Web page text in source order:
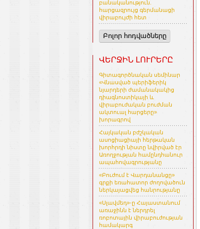
բանականություն.
հարցազրույց գերմանացի
վիրաբույժի հետ
Բոլոր հոդվածները
ՎԵՐՋԻՆ ԼՈՒՐԵՐԸ
Գիտագործնական սեմինար
«Վնասված պերիֆերիկ
նյարդերի ժամանակակից
դիագնոստիկայի և
վիրաբուժական բուժման
ակտուալ հարցերը»
խորագրով
Հայկական բժշկական
ասոցիացիայի հերթական
խորհրդի նիստը նվիրված էր
Առողջության համընդհանուր
ապահովագրությանը
«Բուժում է Վարդանանցը»
գրքի եռահատոր ժողովածուն
ներկայացվեց հանրությանը
«Սլավմեդ»-ը Հայաստանում
առաջինն է ներդրել
ռոբոտային վիրաբուժության
համակարգ